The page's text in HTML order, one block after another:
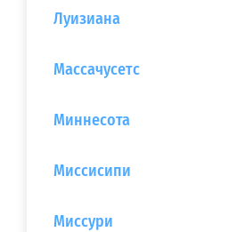
Луизиана
Массачусетс
Миннесота
Миссисипи
Миссури